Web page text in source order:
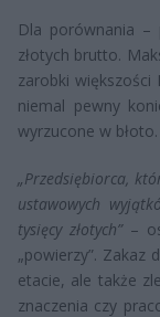
Dla porównania –
złotych brutto.
zarobki większości
niemal pewny
wyrzucone w błoto.
„Przedsiębiorca,
ustawowych
tysięcy złotych”–
„powierzy”. Zakaz
etacie, ale także
znaczenia czy